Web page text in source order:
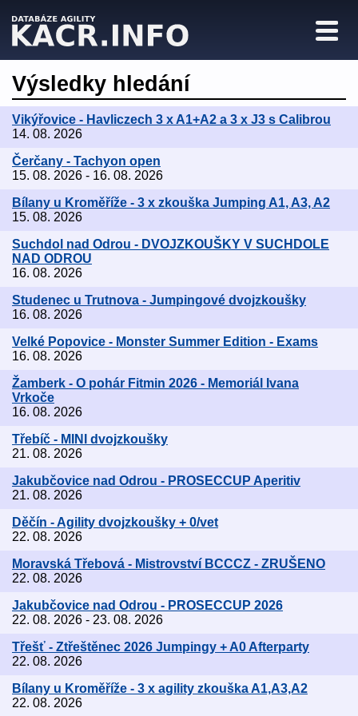
Výsledky hledání
Vikýřovice - Havliczech 3 x A1+A2 a 3 x J3 s Calibrou
14. 08. 2026
Čerčany - Tachyon open
15. 08. 2026 - 16. 08. 2026
Bílany u Kroměříže - 3 x zkouška Jumping A1, A3, A2
15. 08. 2026
Suchdol nad Odrou - DVOJZKOUŠKY V SUCHDOLE
NAD ODROU
16. 08. 2026
Studenec u Trutnova - Jumpingové dvojzkoušky
16. 08. 2026
Velké Popovice - Monster Summer Edition - Exams
16. 08. 2026
Žamberk - O pohár Fitmin 2026 - Memoriál Ivana
Vrkoče
16. 08. 2026
Třebíč - MINI dvojzkoušky
21. 08. 2026
Jakubčovice nad Odrou - PROSECCUP Aperitiv
21. 08. 2026
Děčín - Agility dvojzkoušky + 0/vet
22. 08. 2026
Moravská Třebová - Mistrovství BCCCZ - ZRUŠENO
22. 08. 2026
Jakubčovice nad Odrou - PROSECCUP 2026
22. 08. 2026 - 23. 08. 2026
Třešť - Ztřeštěnec 2026 Jumpingy + A0 Afterparty
22. 08. 2026
Bílany u Kroměříže - 3 x agility zkouška A1,A3,A2
22. 08. 2026